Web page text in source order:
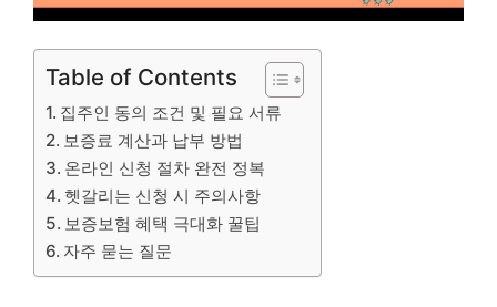
Table of Contents
집주인 동의 조건 및 필요 서류
보증료 계산과 납부 방법
온라인 신청 절차 완전 정복
헷갈리는 신청 시 주의사항
보증보험 혜택 극대화 꿀팁
자주 묻는 질문